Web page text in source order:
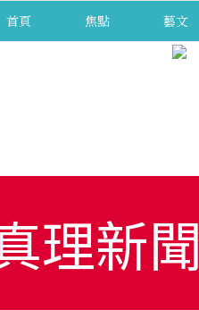
首頁 焦點 藝文
理新聞